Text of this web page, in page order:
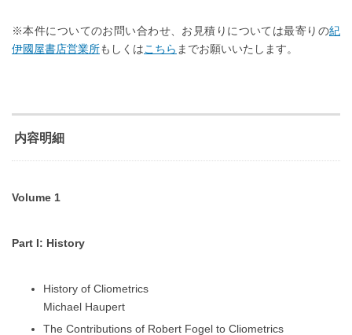
※本件についてのお問い合わせ、お見積りについては最寄りの紀
伊國屋書店営業所もしくはこちら までお願いいたします。
内容明細
Volume 1
Part I: History
History of Cliometrics
Michael Haupert
The Contributions of Robert Fogel to Cliometrics